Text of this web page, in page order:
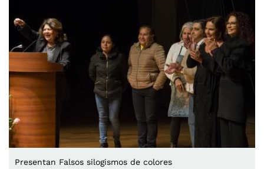
Presentan Falsos silogismos de colores